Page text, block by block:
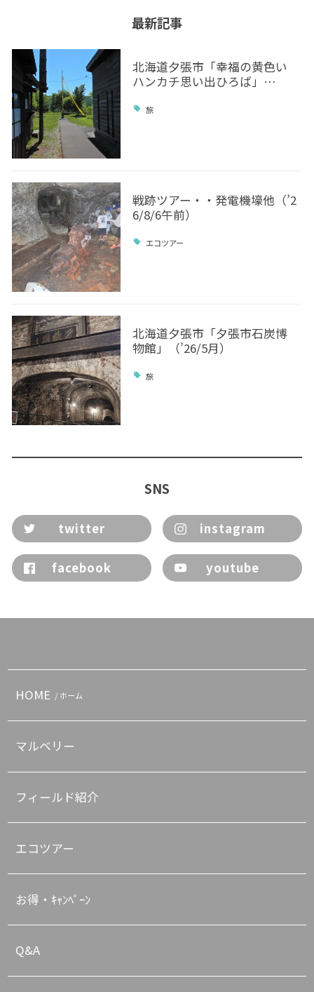
最新記事
北海道夕張市「幸福の黄色い
ハンカチ思い出ひろば」…
旅
戦跡ツアー・・発電機壕他（’2
6/8/6午前）
エコツアー
北海道夕張市「夕張市石炭博
物館」（’26/5月）
旅
SNS
twitter instagram
facebook youtube
HOME / ホーム
マルベリー
フィールド紹介
エコツアー
お得・ｷｬﾝﾍﾟｰﾝ
Q&A